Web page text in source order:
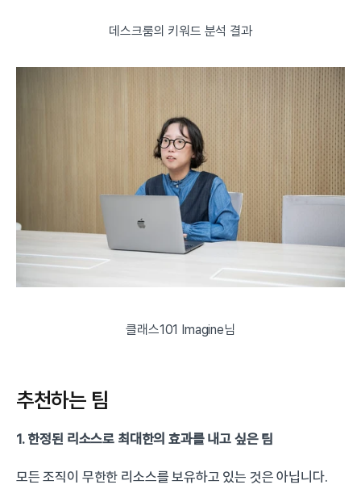
데스크룸의 키워드 분석 결과
클래스101 Imagine님
추천하는 팀
1. 한정된 리소스로 최대한의 효과를 내고 싶은 팀
모든 조직이 무한한 리소스를 보유하고 있는 것은 아닙니다.